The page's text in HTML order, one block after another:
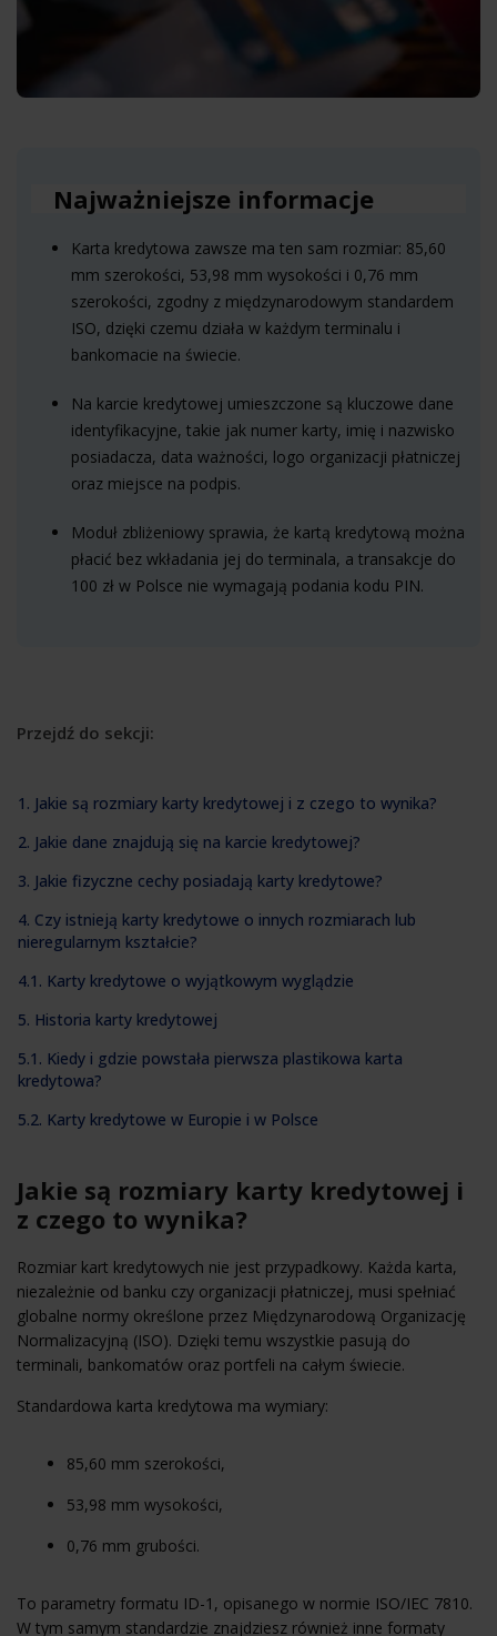
Najważniejsze informacje
Karta kredytowa zawsze ma ten sam rozmiar: 85,60
mm szerokości, 53,98 mm wysokości i 0,76 mm
szerokości, zgodny z międzynarodowym standardem
ISO, dzięki czemu działa w każdym terminalu i
bankomacie na świecie.
Na karcie kredytowej umieszczone są kluczowe dane
identyfikacyjne, takie jak numer karty, imię i nazwisko
posiadacza, data ważności, logo organizacji płatniczej
oraz miejsce na podpis.
Moduł zbliżeniowy sprawia, że kartą kredytową można
płacić bez wkładania jej do terminala, a transakcje do
100 zł w Polsce nie wymagają podania kodu PIN.
Przejdź do sekcji:
1. Jakie są rozmiary karty kredytowej i z czego to wynika?
2. Jakie dane znajdują się na karcie kredytowej?
3. Jakie fizyczne cechy posiadają karty kredytowe?
4. Czy istnieją karty kredytowe o innych rozmiarach lub
nieregularnym kształcie?
4.1. Karty kredytowe o wyjątkowym wyglądzie
5. Historia karty kredytowej
5.1. Kiedy i gdzie powstała pierwsza plastikowa karta
kredytowa?
5.2. Karty kredytowe w Europie i w Polsce
Jakie są rozmiary karty kredytowej i
z czego to wynika?
Rozmiar kart kredytowych nie jest przypadkowy. Każda karta,
niezależnie od banku czy organizacji płatniczej, musi spełniać
globalne normy określone przez Międzynarodową Organizację
Normalizacyjną (ISO). Dzięki temu wszystkie pasują do
terminali, bankomatów oraz portfeli na całym świecie.
Standardowa karta kredytowa ma wymiary:
85,60 mm szerokości,
53,98 mm wysokości,
0,76 mm grubości.
To parametry formatu ID-1, opisanego w normie ISO/IEC 7810.
W tym samym standardzie znajdziesz również inne formaty